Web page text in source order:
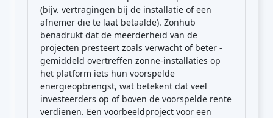
(bijv. vertragingen bij de installatie of een
afnemer die te laat betaalde). Zonhub
benadrukt dat de meerderheid van de
projecten presteert zoals verwacht of beter -
gemiddeld overtreffen zonne-installaties op
het platform iets hun voorspelde
energieopbrengst, wat betekent dat veel
investeerders op of boven de voorspelde rente
verdienen. Een voorbeeldproject voor een